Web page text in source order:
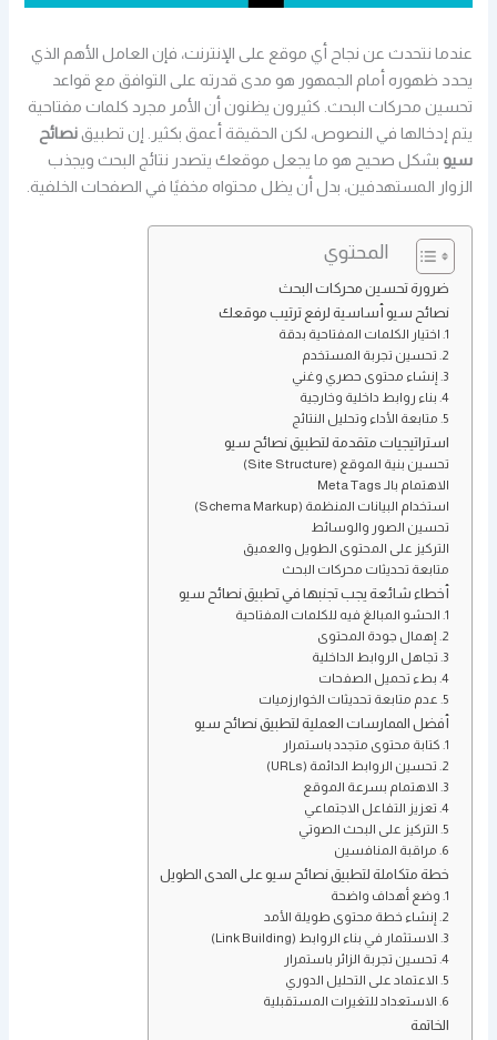
عندما نتحدث عن نجاح أي موقع على الإنترنت، فإن العامل الأهم الذي
يحدد ظهوره أمام الجمهور هو مدى قدرته على التوافق مع قواعد
تحسين محركات البحث. كثيرون يظنون أن الأمر مجرد كلمات مفتاحية
يتم إدخالها في النصوص، لكن الحقيقة أعمق بكثير. إن تطبيقنصائح
سيو بشكل صحيح هو ما يجعل موقعك يتصدر نتائج البحث ويجذب
الزوار المستهدفين، بدل أن يظل محتواه مخفيًا في الصفحات الخلفية.
المحتوي
ضرورة تحسين محركات البحث
نصائح سيو أساسية لرفع ترتيب موقعك
1. اختيار الكلمات المفتاحية بدقة
2. تحسين تجربة المستخدم
3. إنشاء محتوى حصري وغني
4. بناء روابط داخلية وخارجية
5. متابعة الأداء وتحليل النتائج
استراتيجيات متقدمة لتطبيق نصائح سيو
تحسين بنية الموقع (Site Structure)
الاهتمام بالـ Meta Tags
استخدام البيانات المنظمة (Schema Markup)
تحسين الصور والوسائط
التركيز على المحتوى الطويل والعميق
متابعة تحديثات محركات البحث
أخطاء شائعة يجب تجنبها في تطبيق نصائح سيو
1. الحشو المبالغ فيه للكلمات المفتاحية
2. إهمال جودة المحتوى
3. تجاهل الروابط الداخلية
4. بطء تحميل الصفحات
5. عدم متابعة تحديثات الخوارزميات
أفضل الممارسات العملية لتطبيق نصائح سيو
1. كتابة محتوى متجدد باستمرار
2. تحسين الروابط الدائمة (URLs)
3. الاهتمام بسرعة الموقع
4. تعزيز التفاعل الاجتماعي
5. التركيز على البحث الصوتي
6. مراقبة المنافسين
خطة متكاملة لتطبيق نصائح سيو على المدى الطويل
1. وضع أهداف واضحة
2. إنشاء خطة محتوى طويلة الأمد
3. الاستثمار في بناء الروابط (Link Building)
4. تحسين تجربة الزائر باستمرار
5. الاعتماد على التحليل الدوري
6. الاستعداد للتغيرات المستقبلية
الخاتمة